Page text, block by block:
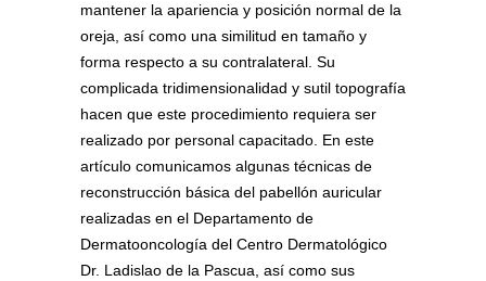
mantener la apariencia y posición normal de la
oreja, así como una similitud en tamaño y
forma respecto a su contralateral. Su
complicada tridimensionalidad y sutil topografía
hacen que este procedimiento requiera ser
realizado por personal capacitado. En este
artículo comunicamos algunas técnicas de
reconstrucción básica del pabellón auricular
realizadas en el Departamento de
Dermatooncología del Centro Dermatológico
Dr. Ladislao de la Pascua, así como sus